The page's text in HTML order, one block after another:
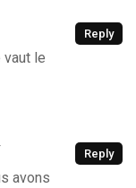
vaut le
Reply
avons
Reply